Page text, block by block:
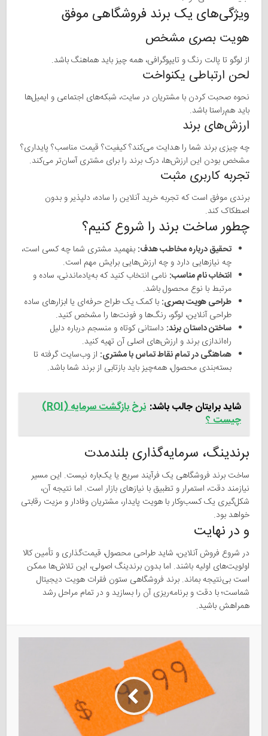
ویژگی‌های یک برند فروشگاهی موفق
هویت بصری مشخص
از لوگو تا پالت رنگ و تایپوگرافی، همه چیز باید هماهنگ باشد.
لحن ارتباطی یکنواخت
نحوه صحبت کردن با مشتریان در سایت، شبکه‌های اجتماعی و ایمیل‌ها
باید هم‌راستا باشد.
ارزش‌های برند
چه چیزی برند شما را هدایت می‌کند؟ کیفیت؟ قیمت مناسب؟ پایداری؟
مشخص بودن این ارزش‌ها، درک برند را برای مشتری آسان‌تر می‌کند.
تجربه کاربری مثبت
برندی موفق است که تجربه خرید آنلاین را ساده، دلپذیر و بدون
اصطکاک کند.
چطور ساخت برند را شروع کنیم؟
تحقیق درباره مخاطب هدف: بفهمید مشتری شما چه کسی است،
چه نیازهایی دارد و چه ارزش‌هایی برایش مهم است.
انتخاب نام مناسب: نامی انتخاب کنید که به‌یادماندنی، ساده و
مرتبط با نوع محصول باشد.
طراحی هویت بصری: با کمک یک طراح حرفه‌ای یا ابزارهای ساده
طراحی آنلاین، لوگو، رنگ‌ها و فونت‌ها را مشخص کنید.
ساختن داستان برند: داستانی کوتاه و منسجم درباره دلیل
راه‌اندازی برند و ارزش‌های اصلی آن تهیه کنید.
هماهنگی در تمام نقاط تماس با مشتری: از وب‌سایت گرفته تا
بسته‌بندی محصول، همه‌چیز باید بازتابی از برند شما باشد.
شاید برایتان جالب باشد:
نرخ بازگشت سرمایه (ROI)
چیست ؟
برندینگ، سرمایه‌گذاری بلندمدت
ساخت برند فروشگاهی یک فرآیند سریع یا یک‌باره نیست. این مسیر
نیازمند دقت، استمرار و تطبیق با نیازهای بازار است. اما نتیجه آن،
شکل‌گیری یک کسب‌وکار با هویت پایدار، مشتریان وفادار و مزیت رقابتی
خواهد بود.
و در نهایت
در شروع فروش آنلاین، شاید طراحی محصول، قیمت‌گذاری و تأمین کالا
اولویت‌های اولیه باشند. اما بدون برندینگ اصولی، این تلاش‌ها ممکن
است بی‌نتیجه بماند. برند فروشگاهی ستون فقرات هویت دیجیتال
شماست؛ با دقت و برنامه‌ریزی آن را بسازید و در تمام مراحل رشد
همراهش باشید.